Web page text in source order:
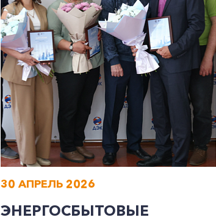
30 АПРЕЛЬ 2026
ЭНЕРГОСБЫТОВЫЕ